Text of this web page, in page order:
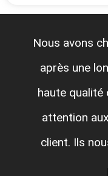
Nous avons
après une
haute qualité
attention
client. Ils
appui rapide